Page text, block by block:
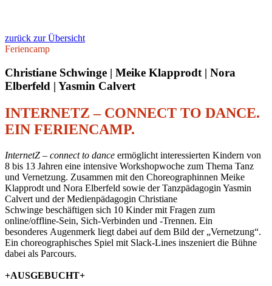
zurück zur Übersicht
Feriencamp
Christiane Schwinge | Meike Klapprodt | Nora
Elberfeld | Yasmin Calvert
INTERNETZ – CONNECT TO DANCE.
EIN FERIENCAMP.
InternetZ – connect to dance ermöglicht interessierten Kindern von
8 bis 13 Jahren eine intensive Workshopwoche zum Thema Tanz
und Vernetzung. Zusammen mit den Choreographinnen Meike
Klapprodt und Nora Elberfeld sowie der Tanzpädagogin Yasmin
Calvert und der Medienpädagogin Christiane
Schwinge beschäftigen sich 10 Kinder mit Fragen zum
online/offline-Sein, Sich-Verbinden und -Trennen. Ein
besonderes Augenmerk liegt dabei auf dem Bild der „Vernetzung“.
Ein choreographisches Spiel mit Slack-Lines inszeniert die Bühne
dabei als Parcours.
+AUSGEBUCHT+